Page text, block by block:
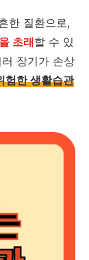
한 질환으로,
초래할 수 있
장기가 손상
험한 생활습관